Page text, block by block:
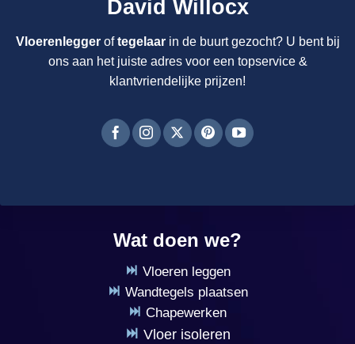
David Willocx
Vloerenleggeroftegelaarin de buurt gezocht? U bent bij
ons aan het juiste adres voor een topservice &
klantvriendelijke prijzen!
Wat doen we?
Vloeren leggen
Wandtegels plaatsen
Chapewerken
Vloer isoleren